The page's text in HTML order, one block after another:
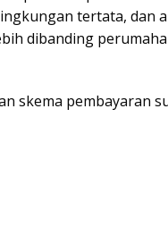
tertata, dan
dibanding
skema pembayaran